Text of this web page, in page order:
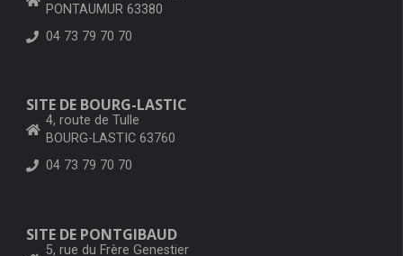
PONTAUMUR 63380
04 73 79 70 70
SITE DE BOURG-LASTIC
4, route de Tulle
BOURG-LASTIC 63760
04 73 79 70 70
SITE DE PONTGIBAUD
5, rue du Frère Genestier